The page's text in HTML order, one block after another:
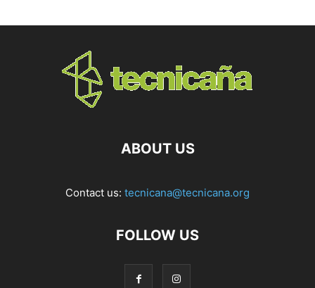
ABOUT US
Contact us: tecnicana@tecnicana.org
FOLLOW US